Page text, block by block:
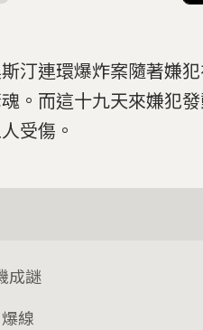
汀連環爆炸案隨著嫌
。而這十九天來嫌犯
受傷。
成謎
線